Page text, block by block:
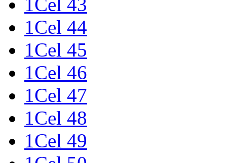
1Cel 44
1Cel 45
1Cel 46
1Cel 47
1Cel 48
1Cel 49